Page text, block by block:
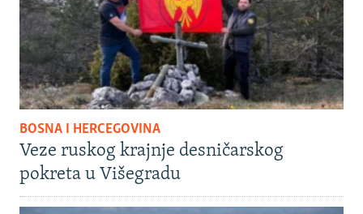
BOSNA I HERCEGOVINA
Veze ruskog krajnje desničarskog
pokreta u Višegradu